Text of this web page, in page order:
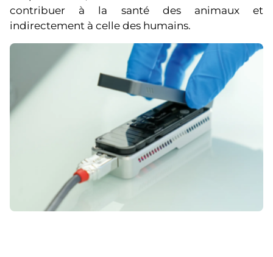
contribuer à la santé des animaux et
indirectement à celle des humains.